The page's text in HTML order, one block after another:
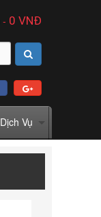
- 0 VNĐ
Dịch Vụ